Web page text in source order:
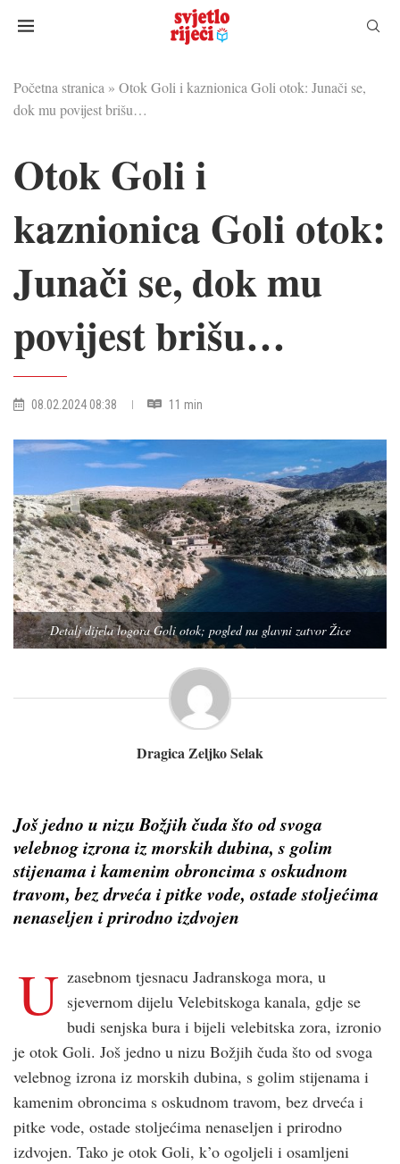
Početna stranica » Otok Goli i kaznionica Goli otok: Junači se,
dok mu povijest brišu…
Otok Goli i
kaznionica Goli otok:
Junači se, dok mu
povijest brišu…
08.02.2024 08:38 11 min
Detalj dijela logora Goli otok; pogled na glavni zatvor Žice
Dragica Zeljko Selak
Još jedno u nizu Božjih čuda što od svoga
velebnog izrona iz morskih dubina, s golim
stijenama i kamenim obroncima s oskudnom
travom, bez drveća i pitke vode, ostade stoljećima
nenaseljen i prirodno izdvojen
U zasebnom tjesnacu Jadranskoga mora, u
sjevernom dijelu Velebitskoga kanala, gdje se
budi senjska bura i bijeli velebitska zora, izronio
je otok Goli. Još jedno u nizu Božjih čuda što od svoga
velebnog izrona iz morskih dubina, s golim stijenama i
kamenim obroncima s oskudnom travom, bez drveća i
pitke vode, ostade stoljećima nenaseljen i prirodno
izdvojen. Tako je otok Goli, k’o ogoljeli i osamljeni